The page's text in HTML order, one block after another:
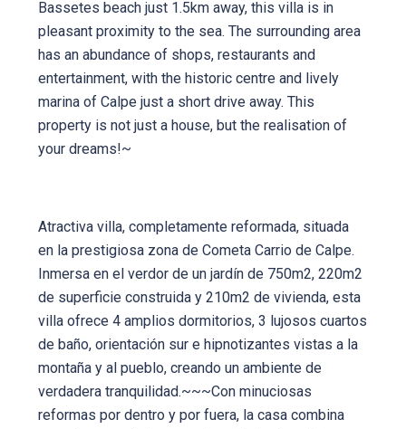
Bassetes beach just 1.5km away, this villa is in
pleasant proximity to the sea. The surrounding area
has an abundance of shops, restaurants and
entertainment, with the historic centre and lively
marina of Calpe just a short drive away. This
property is not just a house, but the realisation of
your dreams!~
Atractiva villa, completamente reformada, situada
en la prestigiosa zona de Cometa Carrio de Calpe.
Inmersa en el verdor de un jardín de 750m2, 220m2
de superficie construida y 210m2 de vivienda, esta
villa ofrece 4 amplios dormitorios, 3 lujosos cuartos
de baño, orientación sur e hipnotizantes vistas a la
montaña y al pueblo, creando un ambiente de
verdadera tranquilidad.~~~Con minuciosas
reformas por dentro y por fuera, la casa combina